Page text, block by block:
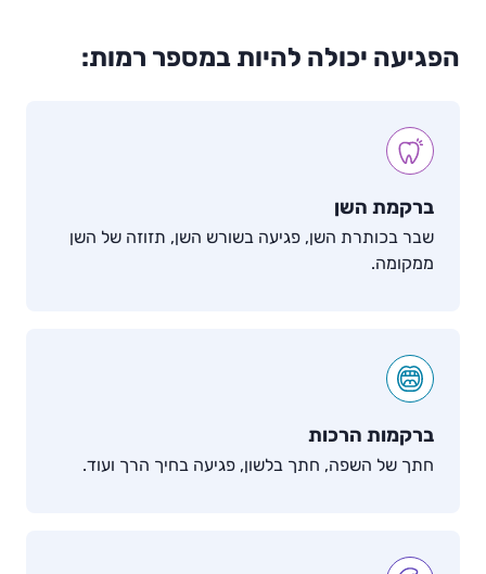
הפגיעה יכולה להיות במספר רמות:
ברקמת השן
שבר בכותרת השן, פגיעה בשורש השן, תזוזה של השן
ממקומה.
ברקמות הרכות
חתך של השפה, חתך בלשון, פגיעה בחיך הרך ועוד.